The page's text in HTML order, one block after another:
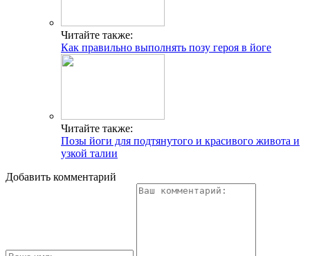
Читайте также:
Как правильно выполнять позу героя в йоге
Читайте также:
Позы йоги для подтянутого и красивого живота и
узкой талии
Добавить комментарий